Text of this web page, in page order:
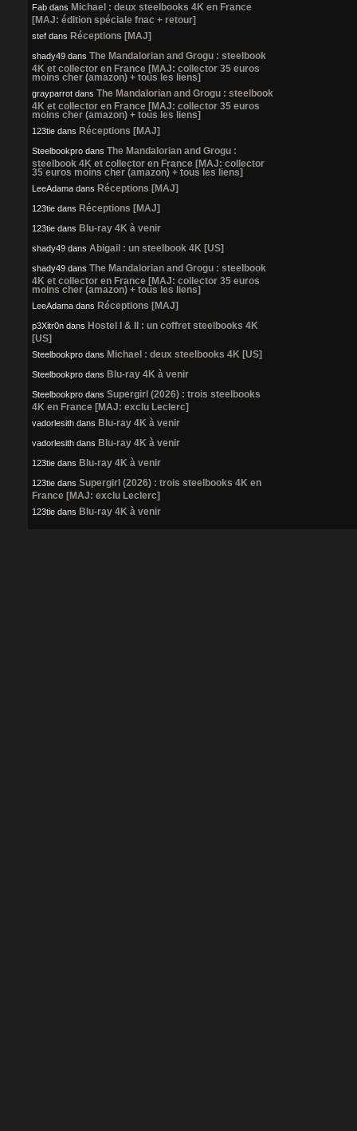
Fab dans Michael : deux steelbooks 4K en France
[MAJ: édition spéciale fnac + retour]
stef dans Réceptions [MAJ]
shady49 dans The Mandalorian and Grogu : steelbook
4K et collector en France [MAJ: collector 35 euros
moins cher (amazon) + tous les liens]
grayparrot dans The Mandalorian and Grogu : steelbook
4K et collector en France [MAJ: collector 35 euros
moins cher (amazon) + tous les liens]
123tie dans Réceptions [MAJ]
Steelbookpro dans The Mandalorian and Grogu :
steelbook 4K et collector en France [MAJ: collector
35 euros moins cher (amazon) + tous les liens]
LeeAdama dans Réceptions [MAJ]
123tie dans Réceptions [MAJ]
123tie dans Blu-ray 4K à venir
shady49 dans Abigail : un steelbook 4K [US]
shady49 dans The Mandalorian and Grogu : steelbook
4K et collector en France [MAJ: collector 35 euros
moins cher (amazon) + tous les liens]
LeeAdama dans Réceptions [MAJ]
p3Xitr0n dans Hostel I & II : un coffret steelbooks 4K
[US]
Steelbookpro dans Michael : deux steelbooks 4K [US]
Steelbookpro dans Blu-ray 4K à venir
Steelbookpro dans Supergirl (2026) : trois steelbooks
4K en France [MAJ: exclu Leclerc]
vadorlesith dans Blu-ray 4K à venir
vadorlesith dans Blu-ray 4K à venir
123tie dans Blu-ray 4K à venir
123tie dans Supergirl (2026) : trois steelbooks 4K en
France [MAJ: exclu Leclerc]
123tie dans Blu-ray 4K à venir